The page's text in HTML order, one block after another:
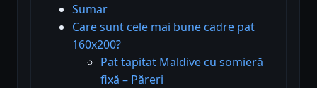
Sumar
Care sunt cele mai bune cadre pat
160x200?
Pat tapitat Maldive cu somieră
fixă – Păreri